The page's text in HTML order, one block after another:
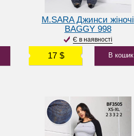
M.SARA Джинси жіночі
BAGGY 998
Є в наявності
17 $ В кошик